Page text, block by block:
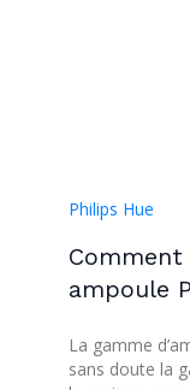
Philips Hue
ampoule
La gamme
sans doute la